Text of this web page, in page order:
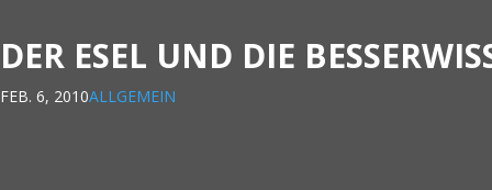
DER ESEL UND DIE
FEB. 6, 2010ALLGEMEIN